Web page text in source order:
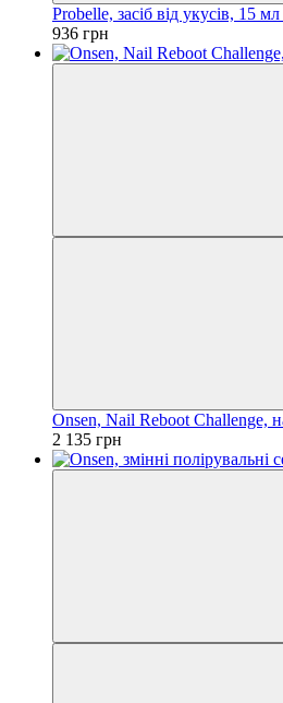
Probelle, засіб від укусів, 15
936 грн
Onsen, Nail Reboot Challenge,
2 135 грн